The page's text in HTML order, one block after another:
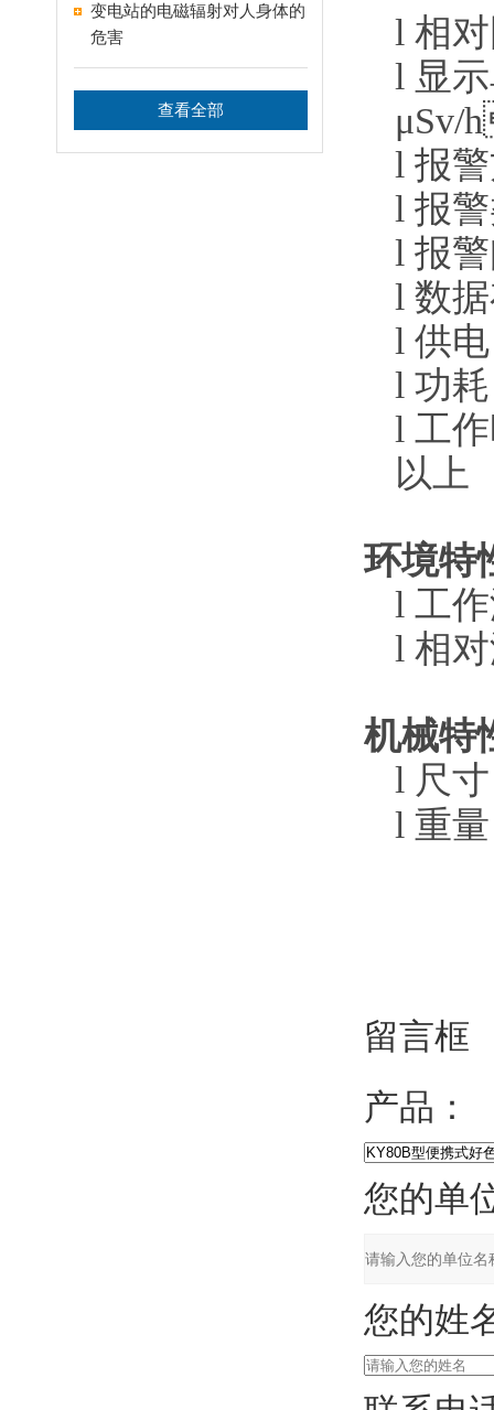
变电站的电磁辐射对人身体的
危害
查看全部
l 相对
l 显示
μSv/h
l 报警
l 报警
l 报警
l 数据
l 供电
l 功耗
l 工作
以上
环境特
l 工作
l 相对
机械特
l 尺寸
l 重量
留言框
产品：
您的单位
您的姓名